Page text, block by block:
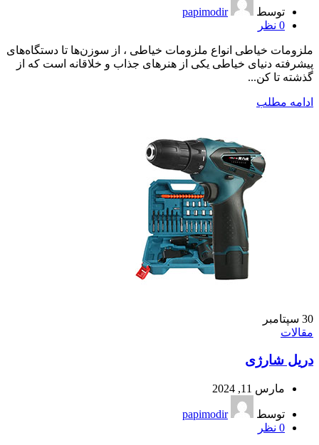
توسط
papimodir
0 نظر
ملزومات خیاطی انواع ملزومات خیاطی ، از سوزن‌ها تا دستگاه‌های
پیشرفته دنیای خیاطی یکی از هنرهای جذاب و خلاقانه است که از
گذشته تا کن...
ادامه مطلب
30 سپتامبر
مقالات
دریل شارژی
مارس 11, 2024
توسط
papimodir
0 نظر